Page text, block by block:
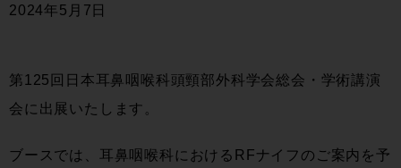
2024年5月7日
第125回日本耳鼻咽喉科頭頸部外科学会総会・学術講演
会に出展いたします。
ブースでは、耳鼻咽喉科におけるRFナイフのご案内を予